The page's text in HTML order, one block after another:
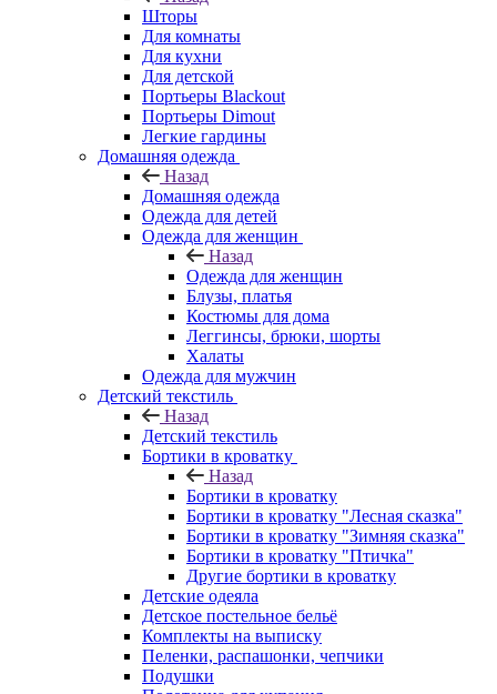
Шторы
Для комнаты
Для кухни
Для детской
Портьеры Blackout
Портьеры Dimout
Легкие гардины
Домашняя одежда
Назад
Домашняя одежда
Одежда для детей
Одежда для женщин
Назад
Одежда для женщин
Блузы, платья
Костюмы для дома
Леггинсы, брюки, шорты
Халаты
Одежда для мужчин
Детский текстиль
Назад
Детский текстиль
Бортики в кроватку
Назад
Бортики в кроватку
Бортики в кроватку "Лесная сказка"
Бортики в кроватку "Зимняя сказка"
Бортики в кроватку "Птичка"
Другие бортики в кроватку
Детские одеяла
Детское постельное бельё
Комплекты на выписку
Пеленки, распашонки, чепчики
Подушки